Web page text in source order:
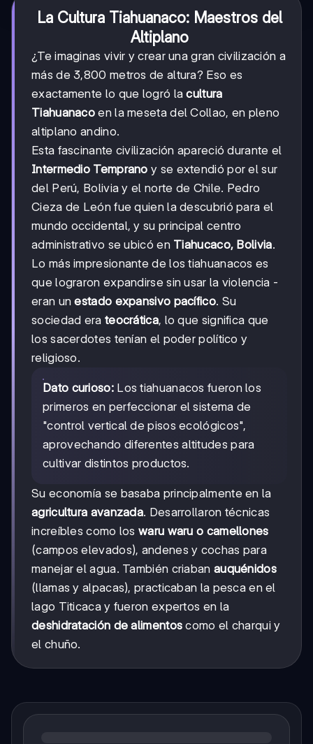
La Cultura Tiahuanaco: Maestros del
Altiplano
¿Te imaginas vivir y crear una gran civilización a
más de 3,800 metros de altura? Eso es
exactamente lo que logró lacultura
Tiahuanaco en la meseta del Collao, en pleno
altiplano andino.
Esta fascinante civilización apareció durante el
Intermedio Temprano y se extendió por el sur
del Perú, Bolivia y el norte de Chile. Pedro
Cieza de León fue quien la descubrió para el
mundo occidental, y su principal centro
administrativo se ubicó en Tiahucaco, Bolivia.
Lo más impresionante de los tiahuanacos es
que lograron expandirse sin usar la violencia -
eran unestado expansivo pacífico. Su
sociedad era teocrática, lo que significa que
los sacerdotes tenían el poder político y
religioso.
Dato curioso:Los tiahuanacos fueron los
primeros en perfeccionar el sistema de
"control vertical de pisos ecológicos",
aprovechando diferentes altitudes para
cultivar distintos productos.
Su economía se basaba principalmente en la
agricultura avanzada. Desarrollaron técnicas
increíbles como loswaru waru o camellones
(campos elevados), andenes y cochas para
manejar el agua. También criaban auquénidos
(llamas y alpacas), practicaban la pesca en el
lago Titicaca y fueron expertos en la
deshidratación de alimentos como el charqui y
el chuño.